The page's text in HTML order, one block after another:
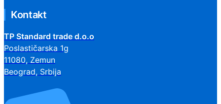
Kontakt
TP Standard trade d.o.o
Poslastičarska 1g
11080, Zemun
Beograd, Srbija